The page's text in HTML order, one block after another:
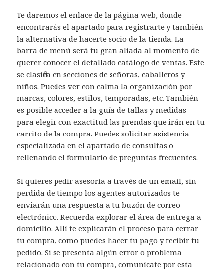
Te daremos el enlace de la página web, donde
encontrarás el apartado para registrarte y también
la alternativa de hacerte socio de la tienda. La
barra de menú será tu gran aliada al momento de
querer conocer el detallado catálogo de ventas. Este
se clasifica en secciones de señoras, caballeros y
niños. Puedes ver con calma la organización por
marcas, colores, estilos, temporadas, etc. También
es posible acceder a la guía de tallas y medidas
para elegir con exactitud las prendas que irán en tu
carrito de la compra. Puedes solicitar asistencia
especializada en el apartado de consultas o
rellenando el formulario de preguntas frecuentes.
Si quieres pedir asesoría a través de un email, sin
perdida de tiempo los agentes autorizados te
enviarán una respuesta a tu buzón de correo
electrónico. Recuerda explorar el área de entrega a
domicilio. Allí te explicarán el proceso para cerrar
tu compra, como puedes hacer tu pago y recibir tu
pedido. Si se presenta algún error o problema
relacionado con tu compra, comunícate por esta